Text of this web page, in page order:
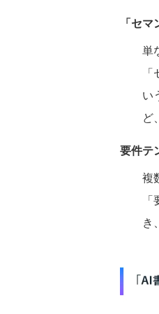
「セ
単
い
ど
要件テ
複
き